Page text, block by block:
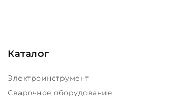
Каталог
Электроинструмент
Сварочное оборудование